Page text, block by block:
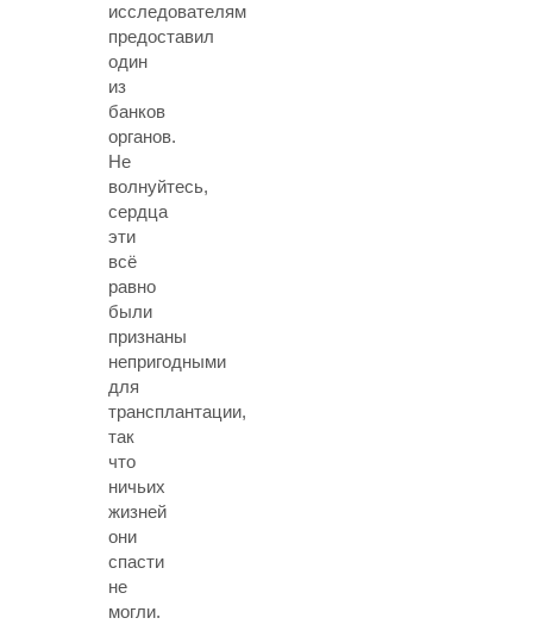
исследователям
предоставил
один
из
банков
органов.
Не
волнуйтесь,
сердца
эти
всё
равно
были
признаны
непригодными
для
трансплантации,
так
что
ничьих
жизней
они
спасти
не
могли.